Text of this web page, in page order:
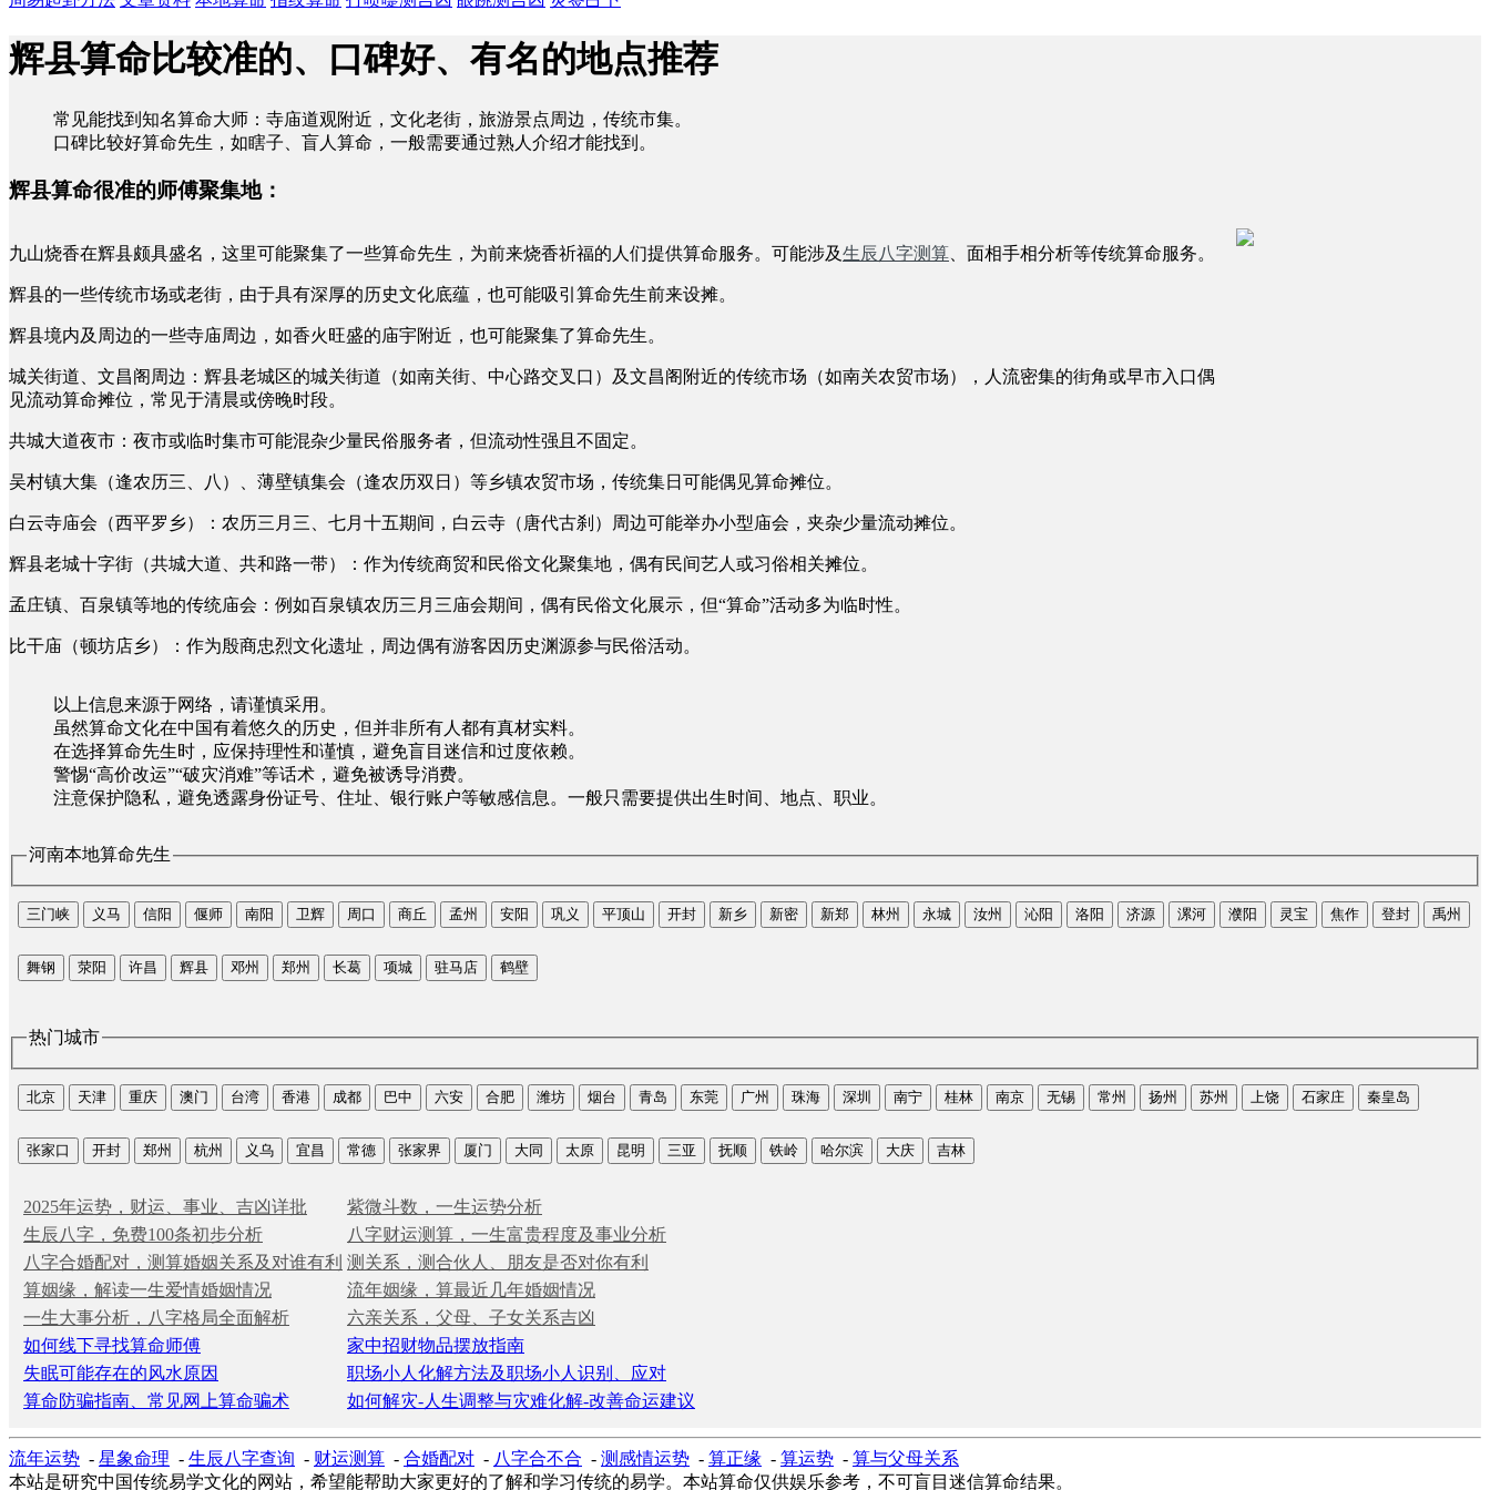
辉县算命比较准的、口碑好、有名的地点推荐
常见能找到知名算命大师：寺庙道观附近，文化老街，旅游景点周边，传统市集。
口碑比较好算命先生，如瞎子、盲人算命，一般需要通过熟人介绍才能找到。
辉县算命很准的师傅聚集地：
九山烧香在辉县颇具盛名，这里可能聚集了一些算命先生，为前来烧香祈福的人们提供算命服务。可能涉及生辰八字测算 、面相手相分析等传统算命服务。
辉县的一些传统市场或老街，由于具有深厚的历史文化底蕴，也可能吸引算命先生前来设摊。
辉县境内及周边的一些寺庙周边，如香火旺盛的庙宇附近，也可能聚集了算命先生。
城关街道、文昌阁周边：辉县老城区的城关街道（如南关街、中心路交叉口）及文昌阁附近的传统市场（如南关农贸市场），人流密集的街角或早市入口偶
见流动算命摊位，常见于清晨或傍晚时段。
共城大道夜市：夜市或临时集市可能混杂少量民俗服务者，但流动性强且不固定。
吴村镇大集（逢农历三、八）、薄壁镇集会（逢农历双日）等乡镇农贸市场，传统集日可能偶见算命摊位。
白云寺庙会（西平罗乡）：农历三月三、七月十五期间，白云寺（唐代古刹）周边可能举办小型庙会，夹杂少量流动摊位。
辉县老城十字街（共城大道、共和路一带）：作为传统商贸和民俗文化聚集地，偶有民间艺人或习俗相关摊位。
孟庄镇、百泉镇等地的传统庙会：例如百泉镇农历三月三庙会期间，偶有民俗文化展示，但“算命”活动多为临时性。
比干庙（顿坊店乡）：作为殷商忠烈文化遗址，周边偶有游客因历史渊源参与民俗活动。
以上信息来源于网络，请谨慎采用。
虽然算命文化在中国有着悠久的历史，但并非所有人都有真材实料。
在选择算命先生时，应保持理性和谨慎，避免盲目迷信和过度依赖。
警惕“高价改运”“破灾消难”等话术，避免被诱导消费。
注意保护隐私，避免透露身份证号、住址、银行账户等敏感信息。一般只需要提供出生时间、地点、职业。
河南本地算命先生
三门峡 义马 信阳 偃师 南阳 卫辉 周口 商丘 孟州 安阳 巩义 平顶山 开封 新乡 新密 新郑 林州 永城 汝州 沁阳 洛阳 济源 漯河 濮阳 灵宝 焦作 登封 禹州
舞钢 荥阳 许昌 辉县 邓州 郑州 长葛 项城 驻马店 鹤壁
热门城市
北京 天津 重庆 澳门 台湾 香港 成都 巴中 六安 合肥 潍坊 烟台 青岛 东莞 广州 珠海 深圳 南宁 桂林 南京 无锡 常州 扬州 苏州 上饶 石家庄 秦皇岛
张家口 开封 郑州 杭州 义乌 宜昌 常德 张家界 厦门 大同 太原 昆明 三亚 抚顺 铁岭 哈尔滨 大庆 吉林
2025年运势，财运、事业、吉凶详批
紫微斗数，一生运势分析
生辰八字，免费100条初步分析
八字财运测算，一生富贵程度及事业分析
八字合婚配对，测算婚姻关系及对谁有利 测关系，测合伙人、朋友是否对你有利
算姻缘，解读一生爱情婚姻情况
流年姻缘，算最近几年婚姻情况
一生大事分析，八字格局全面解析
六亲关系，父母、子女关系吉凶
如何线下寻找算命师傅
家中招财物品摆放指南
失眠可能存在的风水原因
职场小人化解方法及职场小人识别、应对
算命防骗指南、常见网上算命骗术
如何解灾-人生调整与灾难化解-改善命运建议
流年运势 - 星象命理 - 生辰八字查询 - 财运测算 - 合婚配对 - 八字合不合 - 测感情运势 - 算正缘 - 算运势 - 算与父母关系
本站是研究中国传统易学文化的网站，希望能帮助大家更好的了解和学习传统的易学。本站算命仅供娱乐参考，不可盲目迷信算命结果。